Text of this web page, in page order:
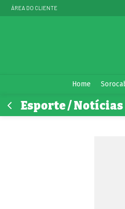
ÁREA DO CLIENTE
Home
Esporte / Notícias